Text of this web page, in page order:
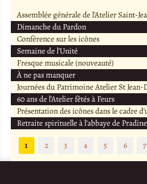
Assemblée générale de l’Atelier Saint-
Dimanche du Pardon
Conférence sur les icônes
Semaine de l’Unité
Fresque musicale (nouveauté)
À ne pas manquer
Journées du Patrimoine Atelier St Jean-
60 ans de l’Atelier fêtés à Feurs
Présentation des icônes dans le cadre
Retraite spirituelle à l’abbaye de
1
2 3 4 5 6 7